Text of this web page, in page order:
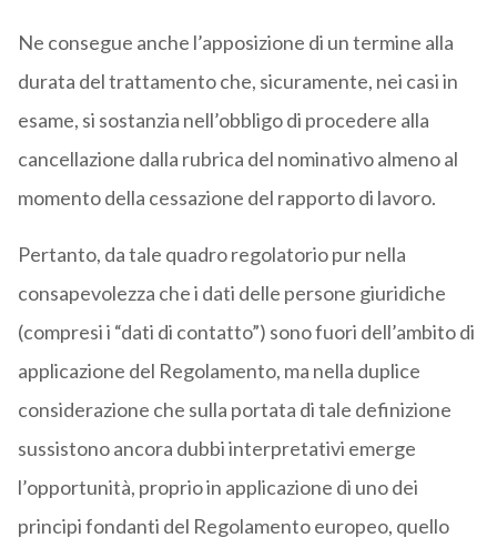
Ne consegue anche l’apposizione di un termine alla
durata del trattamento che, sicuramente, nei casi in
esame, si sostanzia nell’obbligo di procedere alla
cancellazione dalla rubrica del nominativo almeno al
momento della cessazione del rapporto di lavoro.
Pertanto, da tale quadro regolatorio pur nella
consapevolezza che i dati delle persone giuridiche
(compresi i “dati di contatto”) sono fuori dell’ambito di
applicazione del Regolamento, ma nella duplice
considerazione che sulla portata di tale definizione
sussistono ancora dubbi interpretativi emerge
l’opportunità, proprio in applicazione di uno dei
principi fondanti del Regolamento europeo, quello